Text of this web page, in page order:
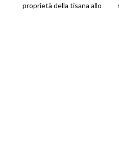
proprietà della tisana allo